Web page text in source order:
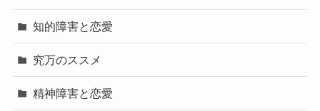
知的障害と恋愛
究万のススメ
精神障害と恋愛